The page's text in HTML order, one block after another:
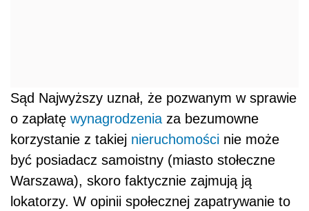
Sąd Najwyższy uznał, że pozwanym w sprawie
o zapłatę wynagrodzeniaza bezumowne
korzystanie z takiej nieruchomości nie może
być posiadacz samoistny (miasto stołeczne
Warszawa), skoro faktycznie zajmują ją
lokatorzy. W opinii społecznej zapatrywanie to